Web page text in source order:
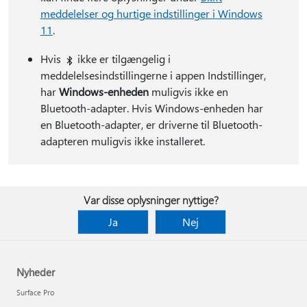
meddelelser og hurtige indstillinger i Windows
11.
Hvis
ikke er tilgængelig i
meddelelsesindstillingerne i appen Indstillinger,
harWindows-enhedenmuligvis ikke en
Bluetooth-adapter. Hvis Windows-enheden har
en Bluetooth-adapter, er driverne til Bluetooth-
adapteren muligvis ikke installeret.
Var disse oplysninger nyttige?
Ja
Nej
Nyheder
Surface Pro